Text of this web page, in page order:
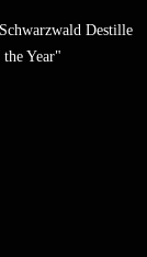
Destille
Year"